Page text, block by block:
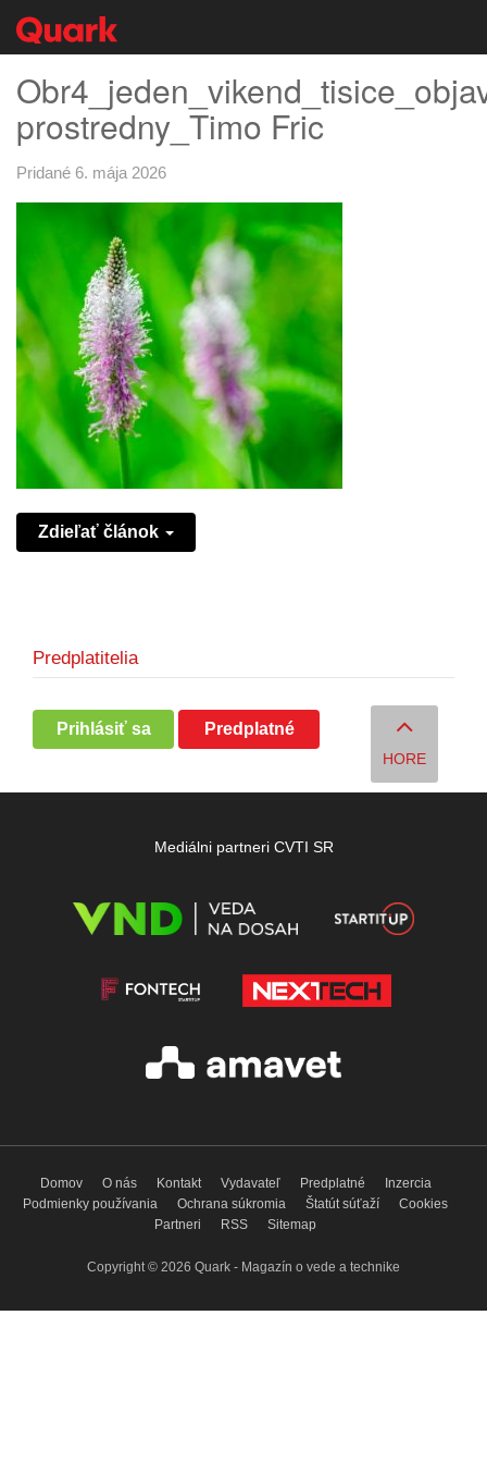
prostredny_Timo Fric
Pridané 6. mája 2026
Zdieľať článok
Predplatitelia
Prihlásiť sa Predplatné
HORE
Mediálni partneri CVTI SR
Domov O nás Kontakt Vydavateľ Predplatné
Inzercia
Podmienky používania
Ochrana súkromia Štatút súťaží
Cookies
Partneri
RSS Sitemap
Copyright © 2026 Quark - Magazín o vede a technike